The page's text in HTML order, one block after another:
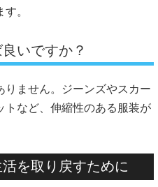
。
いですか？
ません。ジーンズやスカー
トなど、伸縮性のある服装が
を取り戻すために